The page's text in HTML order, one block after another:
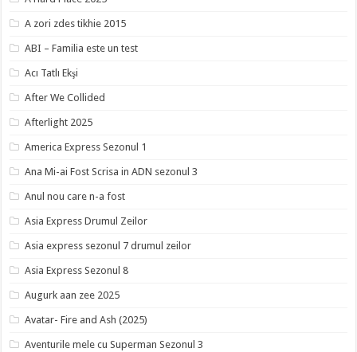
A zori zdes tikhie 2015
ABI – Familia este un test
Acı Tatlı Ekşi
After We Collided
Afterlight 2025
America Express Sezonul 1
Ana Mi-ai Fost Scrisa in ADN sezonul 3
Anul nou care n-a fost
Asia Express Drumul Zeilor
Asia express sezonul 7 drumul zeilor
Asia Express Sezonul 8
Augurk aan zee 2025
Avatar- Fire and Ash (2025)
Aventurile mele cu Superman Sezonul 3